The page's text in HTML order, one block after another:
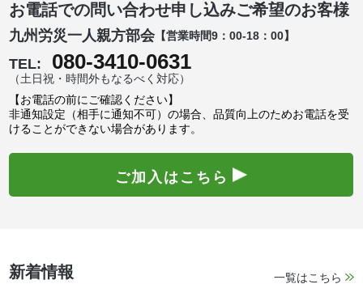
お電話での問い合わせ申し込みご希望のお客様
九州労災一人親方部会【営業時間9：00-18：00】
TEL: 080-3410-0631
（土日祝・時間外もなるべく対応）
【お電話の前にご確認ください】
非通知設定（相手に通知不可）の場合、品質向上のためお電話を受
けることができない場合があります。
ご加入はこちら
新着情報 一覧はこちら